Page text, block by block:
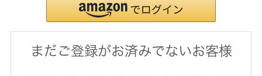
まだご登録がお済みでないお客様